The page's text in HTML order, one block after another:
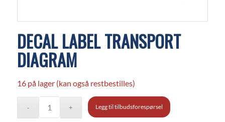
DECAL LABEL TRANSPORT
DIAGRAM
16 på lager (kan også restbestilles)
Legg til tilbudsforespørsel